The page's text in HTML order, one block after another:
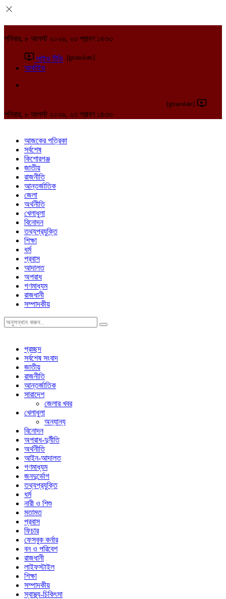
শনিবার, ৮ আগস্ট ২০২৬, ২৩ শ্রাবণ ১৪৩৩
লাইভ টিভি [gtranslate]
আর্কাইভ
[gtranslate]
শনিবার, ৮ আগস্ট ২০২৬, ২৩ শ্রাবণ ১৪৩৩
আজকের পত্রিকা
সর্বশেষ
কিশোরগঞ্জ
জাতীয়
রাজনীতি
আন্তর্জাতিক
জেলা
অর্থনীতি
খেলাধুলা
বিনোদন
তথ্যপ্রযুক্তি
শিক্ষা
ধর্ম
প্রবাস
আদালত
অপরাধ
গণমাধ্যম
রাজধানী
সম্পাদকীয়
প্রচ্ছদ
সর্বশেষ সংবাদ
জাতীয়
রাজনীতি
আন্তর্জাতিক
সারাদেশ
জেলার খবর
খেলাধুলা
অন্যান্য
বিনোদন
অপরাধ-দুর্নীতি
অর্থনীতি
আইন-আদালত
গণমাধ্যম
জনদুর্ভোগ
তথ্যপ্রযুক্তি
ধর্ম
নারী ও শিশু
মতামত
প্রবাস
ফিচার
ফেসবুক কর্নার
বন ও পরিবেশ
রাজধানী
লাইফস্টাইল
শিক্ষা
সম্পাদকীয়
স্বাস্থ্য-চিকিৎসা